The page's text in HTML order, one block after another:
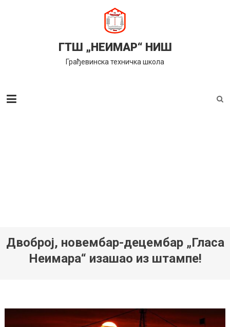
ГТШ „НЕИМАР“ НИШ
Грађевинска техничка школа
Двоброј, новембар-децембар „Гласа
Неимара“ изашао из штампе!